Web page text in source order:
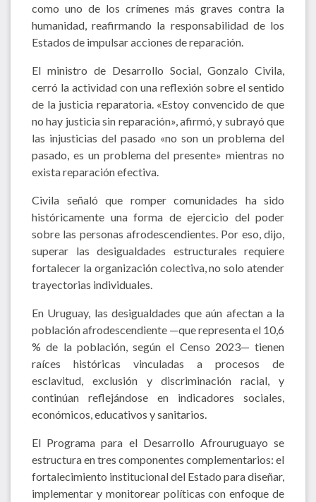
como uno de los crímenes más graves contra la
humanidad, reafirmando la responsabilidad de los
Estados de impulsar acciones de reparación.
El ministro de Desarrollo Social, Gonzalo Civila,
cerró la actividad con una reflexión sobre el sentido
de la justicia reparatoria. «Estoy convencido de que
no hay justicia sin reparación», afirmó, y subrayó que
las injusticias del pasado «no son un problema del
pasado, es un problema del presente» mientras no
exista reparación efectiva.
Civila señaló que romper comunidades ha sido
históricamente una forma de ejercicio del poder
sobre las personas afrodescendientes. Por eso, dijo,
superar las desigualdades estructurales requiere
fortalecer la organización colectiva, no solo atender
trayectorias individuales.
En Uruguay, las desigualdades que aún afectan a la
población afrodescendiente —que representa el 10,6
% de la población, según el Censo 2023— tienen
raíces históricas vinculadas a procesos de
esclavitud, exclusión y discriminación racial, y
continúan reflejándose en indicadores sociales,
económicos, educativos y sanitarios.
El Programa para el Desarrollo Afrouruguayo se
estructura en tres componentes complementarios: el
fortalecimiento institucional del Estado para diseñar,
implementar y monitorear políticas con enfoque de